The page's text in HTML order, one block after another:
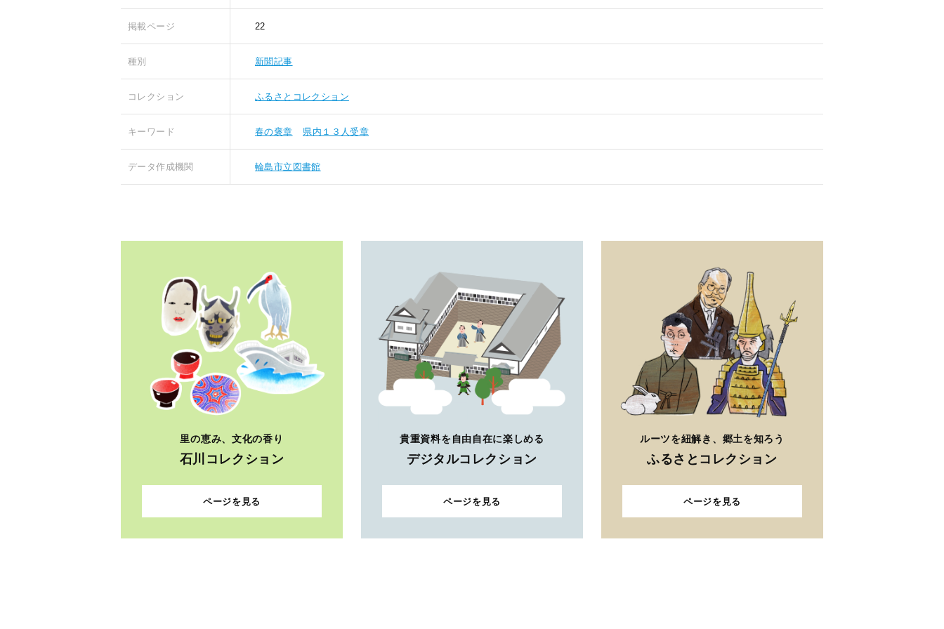
掲載ページ 22
種別 新聞記事
コレクション ふるさとコレクション
キーワード 春の褒章 県内１３人受章
データ作成機関 輪島市立図書館
里の恵み、文化の香り
石川コレクション
ページを見る
貴重資料を自由自在に楽しめる
デジタルコレクション
ページを見る
ルーツを紐解き、郷土を知ろう
ふるさとコレクション
ページを見る